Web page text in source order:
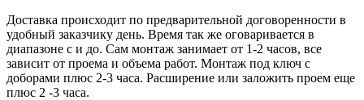
Доставка происходит по предварительной договоренности в
удобный заказчику день. Время так же оговаривается в
диапазоне с и до. Сам монтаж занимает от 1-2 часов, все
зависит от проема и объема работ. Монтаж под ключ с
доборами плюс 2-3 часа. Расширение или заложить проем еще
плюс 2 -3 часа.